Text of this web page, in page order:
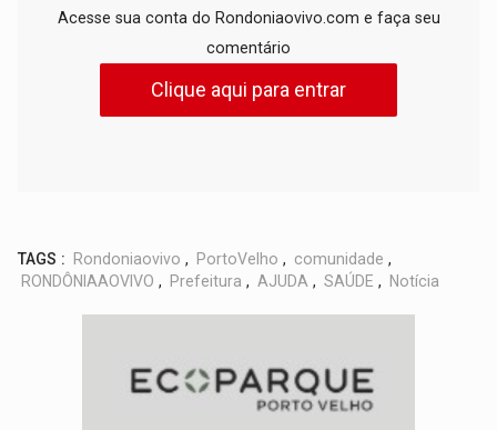
Acesse sua conta do Rondoniaovivo.com e faça seu
comentário
Clique aqui para entrar
TAGS : Rondoniaovivo , PortoVelho , comunidade ,
RONDÔNIAAOVIVO , Prefeitura , AJUDA , SAÚDE , Notícia